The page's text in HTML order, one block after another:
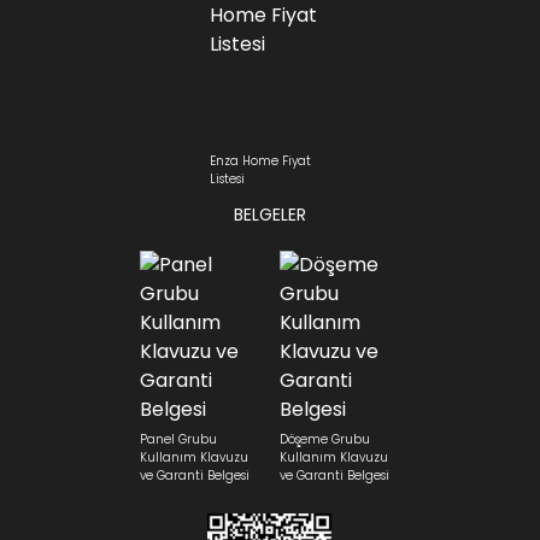
Enza Home Fiyat
Listesi
BELGELER
Panel Grubu
Kullanım Klavuzu
ve Garanti Belgesi
Döşeme Grubu
Kullanım Klavuzu
ve Garanti Belgesi